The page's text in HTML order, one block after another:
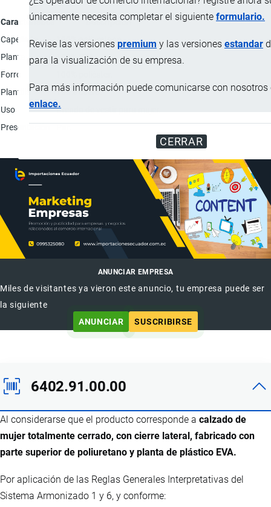
únicamente necesita completar el siguiente formulario.
Revise las versiones premium y las versiones estandar
para la visualización de su empresa.
Para más información puede comunicarse con nosotros
enlace.
CERRAR
Característica
Descripción
Capellada
100% poliuretano.
Planta
100% EVA.
Forro
Plantilla
100% cuero.
Uso
Prenda de vestir para mujer.
Presentación
ANUNCIAR EMPRESA
Miles de visitantes ya vieron este anuncio, tu empresa puede ser
la siguiente
ANUNCIAR
SUSCRIBIRSE
6402.91.00.00
Al considerarse que el producto corresponde a calzado de
mujer totalmente cerrado, con cierre lateral, fabricado con
parte superior de poliuretano y planta de plástico EVA.
Por aplicación de las Reglas Generales Interpretativas del
Sistema Armonizado 1 y 6, y conforme: